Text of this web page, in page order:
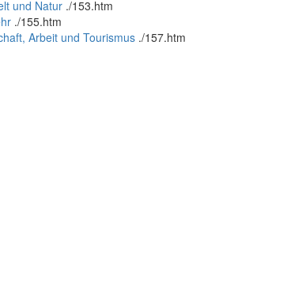
und Natur ./153.htm
./155.htm
Arbeit und Tourismus ./157.htm